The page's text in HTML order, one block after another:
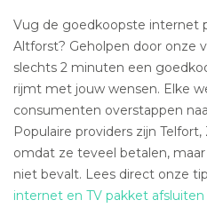
Vug de goedkoopste internet
Altforst? Geholpen door onze
slechts 2 minuten een
rijmt met jouw wensen. Elke
consumenten overstappen
Populaire providers zijn
omdat ze teveel betalen,
niet bevalt. Lees direct onze
internet en TV pakket afsluiten